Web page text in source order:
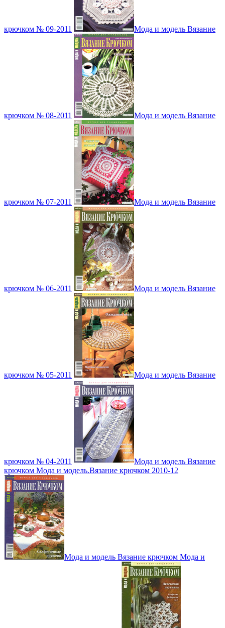
крючком № 09-2011 Мода и модель Вязание
крючком № 08-2011 Мода и модель Вязание
крючком № 07-2011 Мода и модель Вязание
крючком № 06-2011 Мода и модель Вязание
крючком № 05-2011 Мода и модель Вязание
крючком № 04-2011
Мода и модель Вязание
крючком Мода и модель.Вязание крючком 2010-12
Мода и модель Вязание крючком Мода и